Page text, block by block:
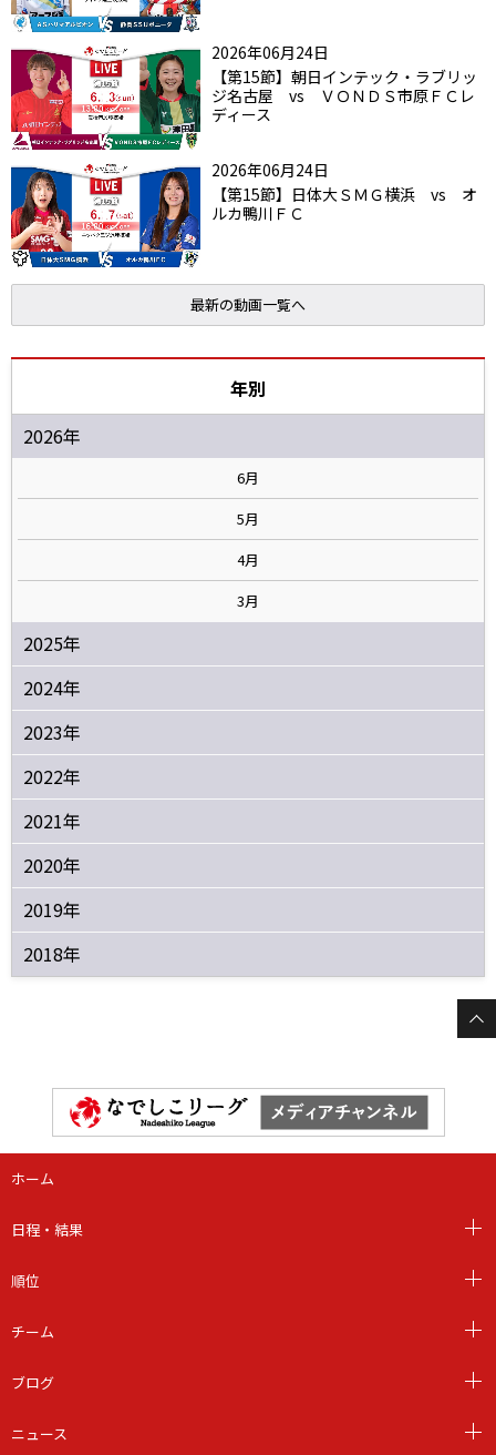
2026年06月24日
【第15節】朝日インテック・ラブリッ
ジ名古屋 vs ＶＯＮＤＳ市原ＦＣレ
ディース
2026年06月24日
【第15節】日体大ＳＭＧ横浜 vs オ
ルカ鴨川ＦＣ
最新の動画一覧へ
年別
2026年
6月
5月
4月
3月
2025年
2024年
2023年
2022年
2021年
2020年
2019年
2018年
ホーム
日程・結果
順位
チーム
ブログ
ニュース